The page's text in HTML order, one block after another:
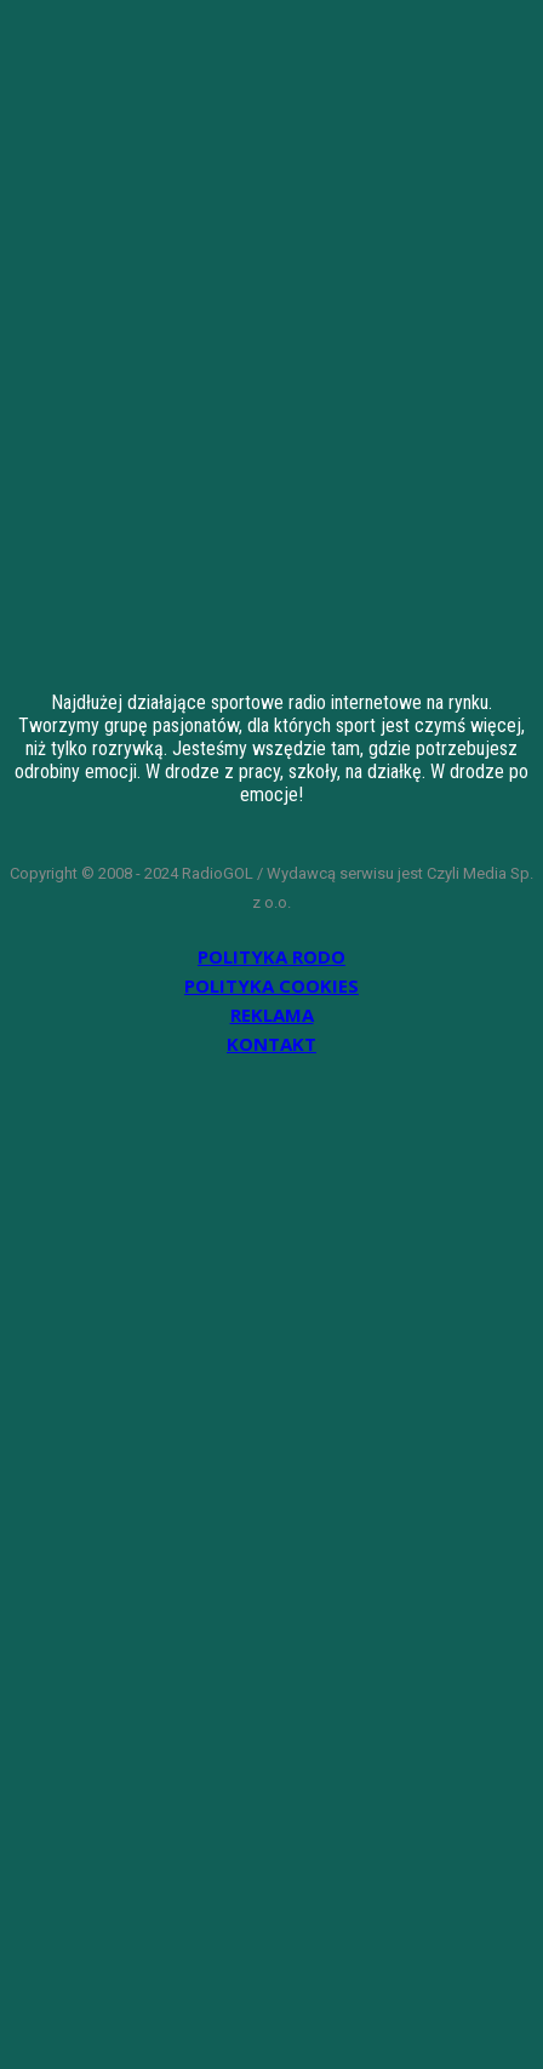
Najdłużej działające sportowe radio internetowe na rynku.
Tworzymy grupę pasjonatów, dla których sport jest czymś więcej,
niż tylko rozrywką. Jesteśmy wszędzie tam, gdzie potrzebujesz
odrobiny emocji. W drodze z pracy, szkoły, na działkę. W drodze po
emocje!
Copyright © 2008 - 2024 RadioGOL / Wydawcą serwisu jest Czyli Media Sp.
z o.o.
POLITYKA RODO
POLITYKA COOKIES
REKLAMA
KONTAKT